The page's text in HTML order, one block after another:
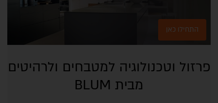
התחילו כאן
פרזול וטכנולוגיה למטבחים ולרהיטים
מבית BLUM